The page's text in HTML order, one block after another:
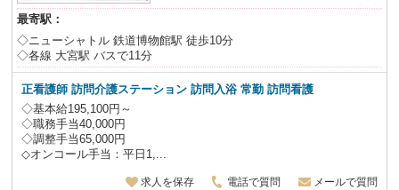
最寄駅：
◇ニューシャトル 鉄道博物館駅 徒歩10分
◇各線 大宮駅 バスで11分
正看護師 訪問介護ステーション 訪問入浴常勤 訪問看護
◇基本給195,100円～
◇職務手当40,000円
◇調整手当65,000円
◇オンコール手当：平日1,...
求人を保存 電話で質問 メールで質問